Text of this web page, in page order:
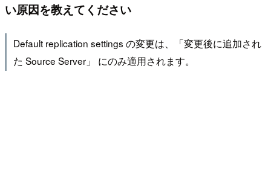
い原因を教えてください
Default replication settings の変更は、「変更後に追加され
た Source Server」 にのみ適用されます。